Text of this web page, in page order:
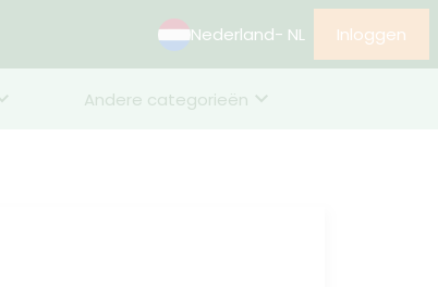
Nederland- NL Inloggen
Andere categorieën